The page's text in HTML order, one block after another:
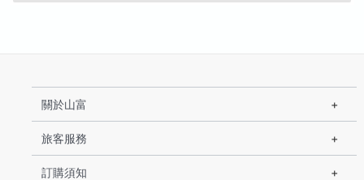
關於山富
旅客服務
訂購須知